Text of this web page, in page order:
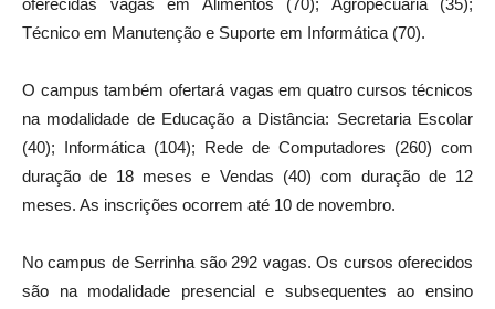
oferecidas vagas em Alimentos (70); Agropecuária (35);
Técnico em Manutenção e Suporte em Informática (70).
O campus também ofertará vagas em quatro cursos técnicos
na modalidade de Educação a Distância: Secretaria Escolar
(40); Informática (104); Rede de Computadores (260) com
duração de 18 meses e Vendas (40) com duração de 12
meses. As inscrições ocorrem até 10 de novembro.
No campus de Serrinha são 292 vagas. Os cursos oferecidos
são na modalidade presencial e subsequentes ao ensino